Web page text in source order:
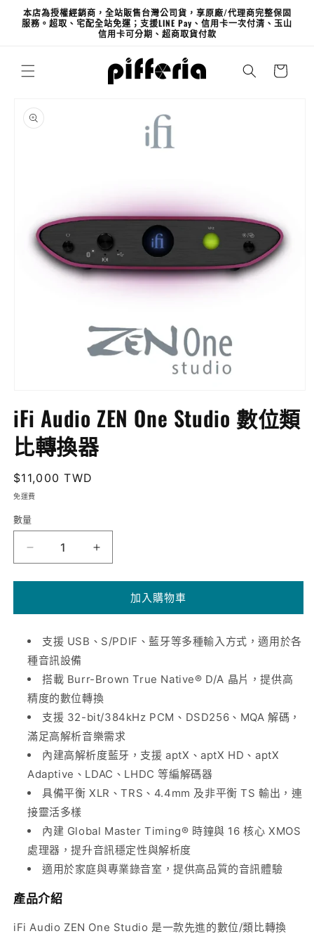
跳至內
容
本店為授權經銷商，全站販售台灣公司貨，享原廠/代理商完整保固
服務。超取、宅配全站免運；支援LINE Pay、信用卡一次付清、玉山
信用卡可分期、超商取貨付款
物
品資訊
互
視
窗
開
啟
媒
體
iFi Audio ZEN One Studio 數位類
比轉換器
定
價
$11,000 TWD
免運費
數量
Audio
ZEN
Studio
類
比
轉
換
器
數
量
減
少
iFi
Audio
ZEN
Studio
位
比
轉
換
器
數
量
增
加入購物車
支援 USB、S/PDIF、藍牙等多種輸入方式，適用於各
種音訊設備
搭載 Burr-Brown True Native® D/A 晶片，提供高
精度的數位轉換
支援 32-bit/384kHz PCM、DSD256、MQA 解碼，
滿足高解析音樂需求
內建高解析度藍牙，支援 aptX、aptX HD、aptX
Adaptive、LDAC、LHDC 等編解碼器
具備平衡 XLR、TRS、4.4mm 及非平衡 TS 輸出，連
接靈活多樣
內建 Global Master Timing® 時鐘與 16 核心 XMOS
處理器，提升音訊穩定性與解析度
適用於家庭與專業錄音室，提供高品質的音訊體驗
產品介紹
iFi Audio ZEN One Studio 是一款先進的數位/類比轉換